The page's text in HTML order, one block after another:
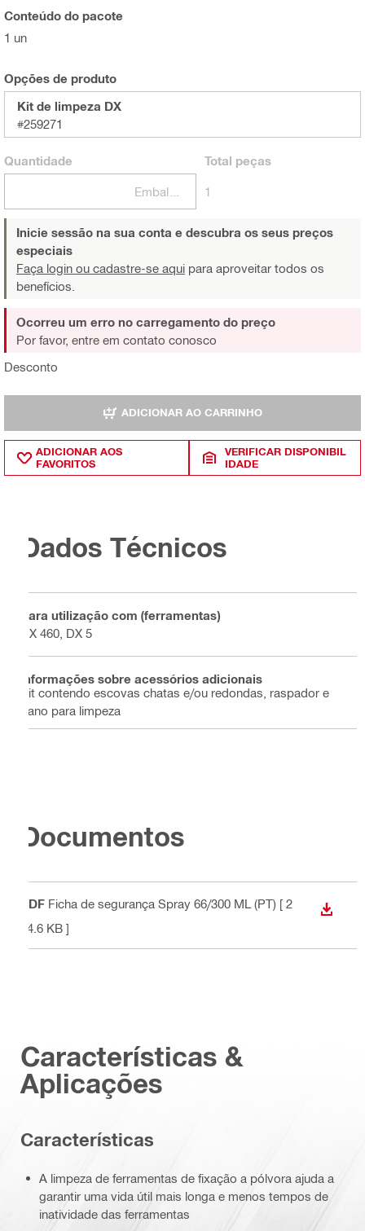
Conteúdo do pacote
1 un
Opções de produto
Kit de limpeza DX
#259271
Quantidade Total peças
1
Inicie sessão na sua conta e descubra os seus preços
especiais
Faça login ou cadastre-se aqui para aproveitar todos os
benefícios.
Desconto
Ocorreu um erro no carregamento do preço
Por favor, entre em contato conosco
ADICIONAR AO CARRINHO
ADICIONAR AOS
FAVORITOS
VERIFICAR DISPONIBIL
IDADE
Dados Técnicos
Para utilização com (ferramentas)
DX 460, DX 5
Informações sobre acessórios adicionais
Kit contendo escovas chatas e/ou redondas, raspador e
pano para limpeza
Documentos
PDF Ficha de segurança Spray 66/300 ML (PT) [ 2
14.6 KB ]
Características &
Aplicações
Características
A limpeza de ferramentas de fixação a pólvora ajuda a
garantir uma vida útil mais longa e menos tempos de
inatividade das ferramentas